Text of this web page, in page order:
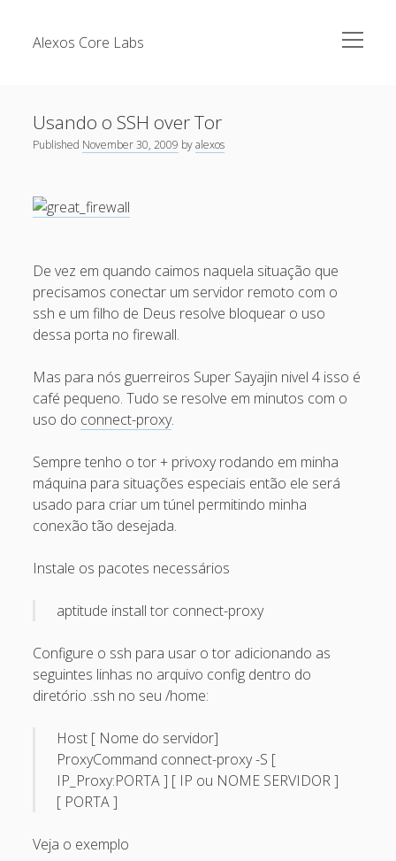
Alexos Core Labs
open
menu
Cursos
Github
Nullbyte Security Conference
Security Advisories
Tools
Tecsec Podcast #114 – A HISTÓRIA DA NULLBYTE
Mitigando tráfego malicioso originado da rede TOR
[Capacite] Linux – Comandos Básicos 2
[Capacite] Linux – Comandos Básicos
Recent Comments
Maicon Fonseca ZancoonProtegendo a console
administrativa contra ataques de brute force
alexosonProtegendo a console administrativa contra
ataques de brute force
Gilson Camelo onProtegendo a console administrativa
contra ataques de brute force
tuxtrackonOtimizando a detecção de ataques de SQLi
Rafael Gomeson Nginx – Implantação e hardening do
nginx no Debian
Archives
September 2024
April 2022
October 2020
Usando o SSH over Tor
Published November 30, 2009 byalexos
De vez em quando caimos naquela situação que
precisamos conectar um servidor remoto com o
ssh e um filho de Deus resolve bloquear o uso
dessa porta no firewall.
Mas para nós guerreiros Super Sayajin nivel 4 isso é
café pequeno. Tudo se resolve em minutos com o
uso do connect-proxy.
Sempre tenho o tor + privoxy rodando em minha
máquina para situações especiais então ele será
usado para criar um túnel permitindo minha
conexão tão desejada.
Instale os pacotes necessários
aptitude install tor connect-proxy
Configure o ssh para usar o tor adicionando as
seguintes linhas no arquivo config dentro do
diretório .ssh no seu /home:
Host [ Nome do servidor]
ProxyCommand connect-proxy -S [
IP_Proxy:PORTA ] [ IP ou NOME SERVIDOR ]
[ PORTA ]
Veja o exemplo